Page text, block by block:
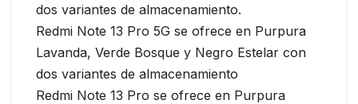
dos variantes de almacenamiento.
Redmi Note 13 Pro 5G se ofrece en Purpura
Lavanda, Verde Bosque y Negro Estelar con
dos variantes de almacenamiento
Redmi Note 13 Pro se ofrece en Purpura